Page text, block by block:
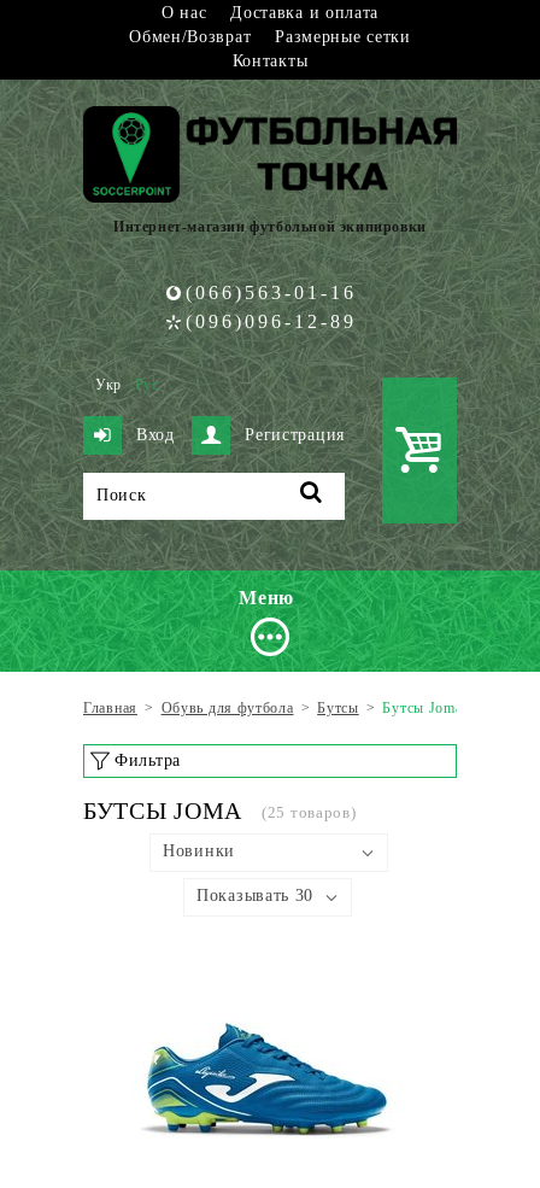
О нас
Доставка и оплата
Обмен/Возврат
Размерные сетки
Контакты
Интернет-магазин футбольной экипировки
(066)563-01-16
(096)096-12-89
Укр Рус
Вход Регистрация
Меню
Главная > Обувь для футбола > Бутсы > Бутсы Joma
Фильтра
БУТСЫ JOMA (25 товаров)
Новинки
Показывать 30